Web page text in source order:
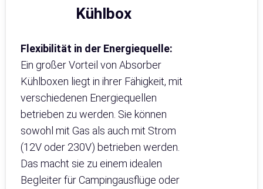
Kühlbox
Flexibilität in der Energiequelle:
Ein großer Vorteil von Absorber
Kühlboxen liegt in ihrer Fähigkeit, mit
verschiedenen Energiequellen
betrieben zu werden. Sie können
sowohl mit Gas als auch mit Strom
(12V oder 230V) betrieben werden.
Das macht sie zu einem idealen
Begleiter für Campingausflüge oder